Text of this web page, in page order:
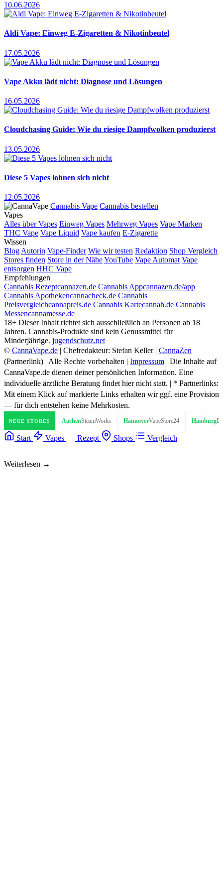
10.06.2026
Aldi Vape: Einweg E-Zigaretten & Nikotinbeutel
17.05.2026
Vape Akku lädt nicht: Diagnose und Lösungen
16.05.2026
Cloudchasing Guide: Wie du riesige Dampfwolken produzierst
13.05.2026
Diese 5 Vapes lohnen sich nicht
12.05.2026
Cannabis Vape Cannabis bestellen
Vapes
Alles über Vapes Einweg Vapes Mehrweg Vapes Vape Marken
THC Vape Vape Liquid Vape kaufen E-Zigarette
Wissen
Blog Autorin Vape-Finder Wie wir testen Redaktion Shop Vergleich
Stores finden Store in der NäheYouTube Vape Automat Vape
entsorgen HHC Vape
Empfehlungen
Cannabis Rezeptcannazen.de Cannabis Appcannazen.de/app
Cannabis Apothekencannacheck.de Cannabis
Preisvergleichcannapreis.de Cannabis Kartecannah.de Cannabis
Messencannamesse.de
18+ Dieser Inhalt richtet sich ausschließlich an Personen ab 18
Jahren. Cannabis-Produkte sind kein Genussmittel für
Minderjährige. jugendschutz.net
© CannaVape.de | Chefredakteur: Stefan Keller | CannaZen
(Partnerlink) | Alle Rechte vorbehalten | Impressum | Die Inhalte auf
CannaVape.de dienen deiner persönlichen Information. Eine
individuelle ärztliche Beratung findet hier nicht statt. | * Partnerlinks:
Mit einem Klick auf markierte Links erhalten wir ggf. eine Provision
— für dich entstehen keine Mehrkosten.
NEUE STORES
& Vape Aachen SteamWorks HannoverVapeStore24 Hamburg
Start Vapes Rezept Shops Vergleich
Weiterlesen →